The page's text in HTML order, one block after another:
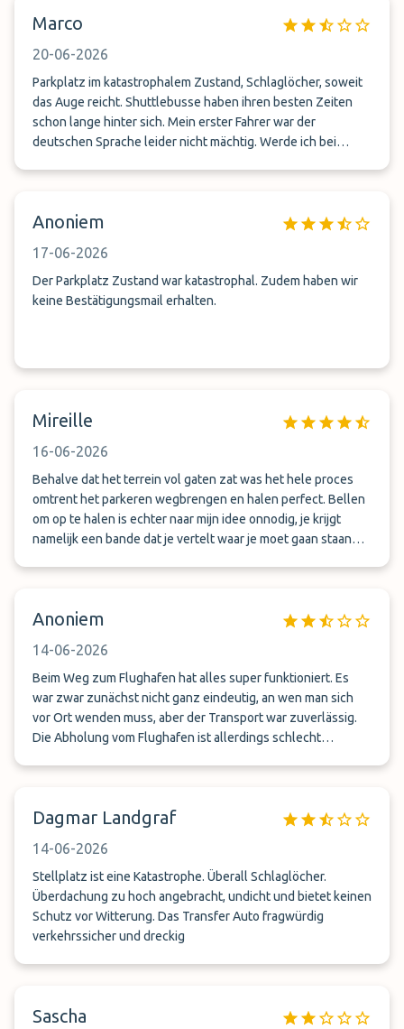
Marco
20-06-2026
Parkplatz im katastrophalem Zustand, Schlaglöcher, soweit
das Auge reicht. Shuttlebusse haben ihren besten Zeiten
schon lange hinter sich. Mein erster Fahrer war der
deutschen Sprache leider nicht mächtig. Werde ich bei
Anoniem
17-06-2026
Der Parkplatz Zustand war katastrophal. Zudem haben wir
keine Bestätigungsmail erhalten.
Mireille
16-06-2026
Behalve dat het terrein vol gaten zat was het hele proces
omtrent het parkeren wegbrengen en halen perfect. Bellen
om op te halen is echter naar mijn idee onnodig, je krijgt
namelijk een bande dat je vertelt waar je moet gaan staan
noodzakelijk is, maar dat onderscheid kan men in de info
Anoniem
14-06-2026
Beim Weg zum Flughafen hat alles super funktioniert. Es
war zwar zunächst nicht ganz eindeutig, an wen man sich
vor Ort wenden muss, aber der Transport war zuverlässig.
Die Abholung vom Flughafen ist allerdings schlecht
schon voll sein könnte und man bis zum nächsten Shuttle
Anzahl an Sitzplätzen/ Bussen. Der Umgangston war
unhöflich, es musste alles ganz schnell gehen und es wurde
im Befehlston mit den Kunden gesprochen.
Dagmar Landgraf
14-06-2026
Stellplatz ist eine Katastrophe. Überall Schlaglöcher.
Überdachung zu hoch angebracht, undicht und bietet keinen
Schutz vor Witterung. Das Transfer Auto fragwürdig
verkehrssicher und dreckig
Sascha